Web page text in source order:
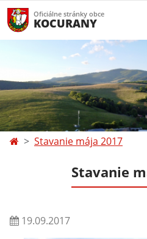
Oficiálne stránky obce
KOCURANY
Stavanie mája 2017
Stavanie
19.09.2017